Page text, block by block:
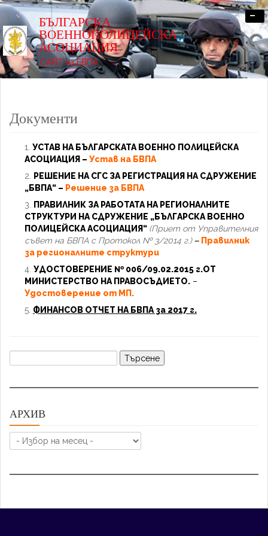
БЪЛГАРСКА
ВОЕННОПОЛИЦЕЙСКА
АСОЦИАЦИЯ
САЙТ на БВПА
-
Документи
УСТАВ НА БЪЛГАРСКАТА ВОЕННО ПОЛИЦЕЙСКА
АСОЦИАЦИЯ – Устав на БВПА
РЕШЕНИЕ НА СГС ЗА РЕГИСТРАЦИЯ НА СДРУЖЕНИЕ
„БВПА“ – Решение за БВПА
ПРАВИЛНИК ЗА РАБОТАТА НА РЕГИОНАЛНИТЕ
СТРУКТУРИ НА СДРУЖЕНИЕ „БЪЛГАРСКА ВОЕННО
ПОЛИЦЕЙСКА АСОЦИАЦИЯ“ (Приет от Управителния
съвет на БВПА с Протокол № 3/2014 г.)– Правилник
за регионалните структури
УДОСТОВЕРЕНИЕ № 006/09.02.2015 г.ОТ
МИНИСТЕРСТВО НА ПРАВОСЪДИЕТО. –
Удостоверение от МП.
ФИНАНСОВ ОТЧЕТ НА БВПА за 2017 г.
за:
АРХИВ
АРХИВ